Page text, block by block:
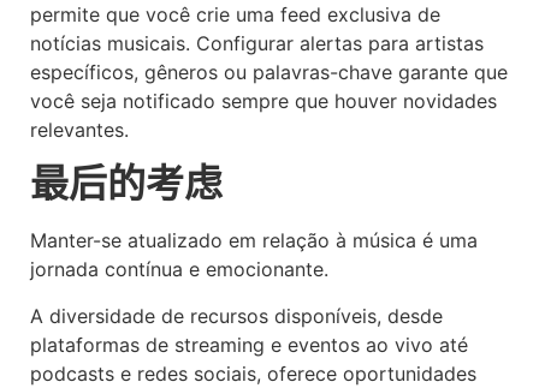
permite que você crie uma feed exclusiva de
notícias musicais. Configurar alertas para artistas
específicos, gêneros ou palavras-chave garante que
você seja notificado sempre que houver novidades
relevantes.
最后的考虑
Manter-se atualizado em relação à música é uma
jornada contínua e emocionante.
A diversidade de recursos disponíveis, desde
plataformas de streaming e eventos ao vivo até
podcasts e redes sociais, oferece oportunidades